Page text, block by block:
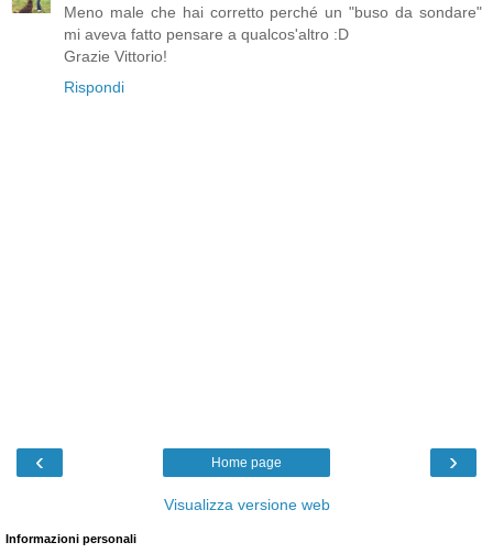
Meno male che hai corretto perché un "buso da sondare"
mi aveva fatto pensare a qualcos'altro :D
Grazie Vittorio!
Rispondi
‹ ›
Home page
Visualizza versione web
Informazioni personali